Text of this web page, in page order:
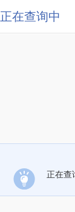
正在查询中
正在查